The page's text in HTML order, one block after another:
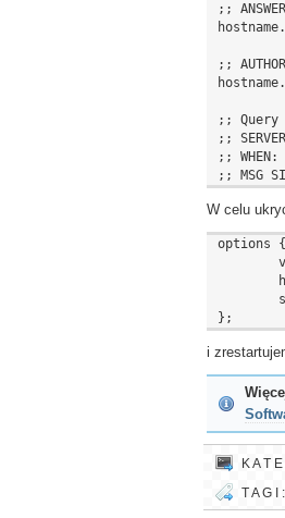
;;
;;
;; Query
;;
;;
W celu
options {
i
K A T
T A G I :